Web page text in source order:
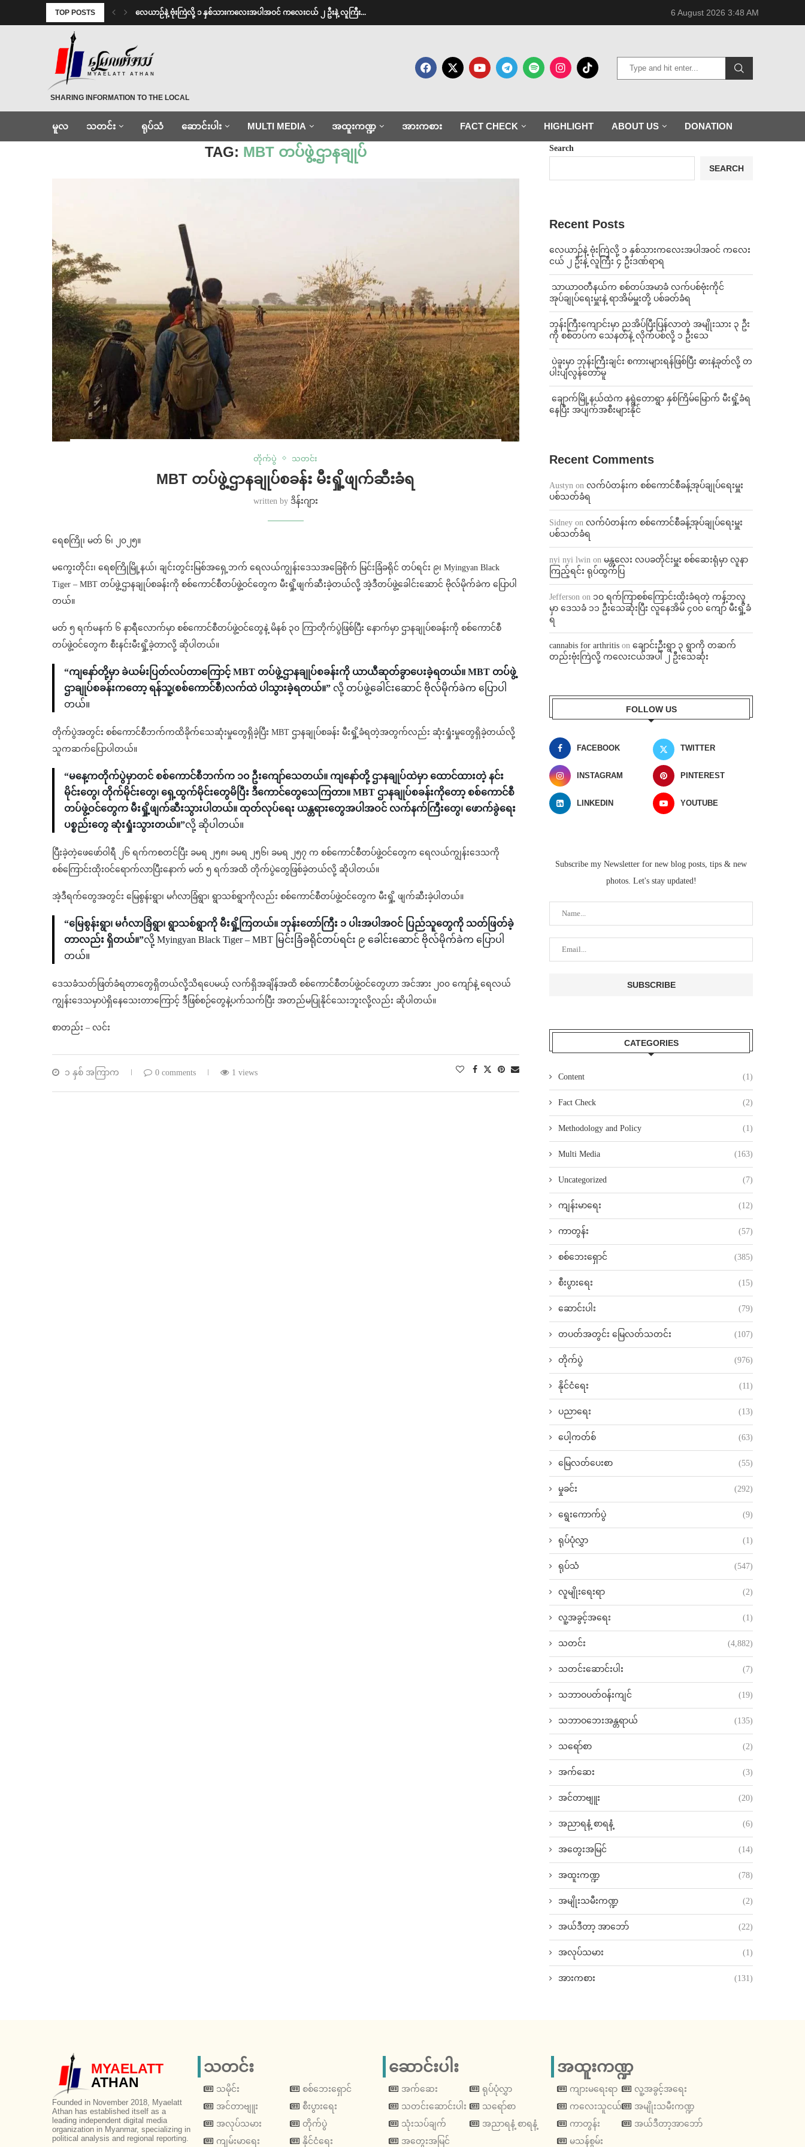
TOP POSTS ⁨လေယာဉ်နဲ့ ဗုံးကြဲလို့ ၁ နှစ်သားကလေးအပါအဝင် ကလေးငယ် ၂ ဦးနဲ့ လူကြီး... 6 August 2026 3:48 AM
MYAELATT ATHAN
SHARING INFORMATION TO THE LOCAL
မူလ သတင်း ရုပ်သံ ဆောင်းပါး MULTI MEDIA အထူးကဏ္ဍ အားကစား FACT CHECK HIGHLIGHT ABOUT US DONATION
Home MBT တပ်ဖွဲ့ဌာနချုပ်
TAG: MBT တပ်ဖွဲ့ဌာနချုပ်
တိုက်ပွဲ သတင်း
MBT တပ်ဖွဲ့ဌာနချုပ်စခန်း မီးရှို့ဖျက်ဆီးခံရ
written by ဒိန်းဂျား
ရေစကြို၊ မတ် ၆၊ ၂၀၂၅။
မကွေးတိုင်း၊ ရေစကြိုမြို့နယ်၊ ချင်းတွင်းမြစ်အရှေ့ဘက် ရေလယ်ကျွန်းဒေသအခြေစိုက် မြင်းခြံခရိုင် တပ်ရင်း ၉၊ Myingyan Black
Tiger – MBT တပ်ဖွဲ့ဌာနချုပ်စခန်းကို စစ်ကောင်စီတပ်ဖွဲ့ဝင်တွေက မီးရှို့ဖျက်ဆီးခဲ့တယ်လို့ အဲ့ဒီတပ်ဖွဲ့ခေါင်းဆောင် ဗိုလ်မိုက်ခဲက ပြောပါ
တယ်။
မတ် ၅ ရက်မနက် ၆ နာရီလောက်မှာ စစ်ကောင်စီတပ်ဖွဲ့ဝင်တွေနဲ့ မိနစ် ၃၀ ကြာတိုက်ပွဲဖြစ်ပြီး နောက်မှာ ဌာနချုပ်စခန်းကို စစ်ကောင်စီ
တပ်ဖွဲ့ဝင်တွေက စီးနင်းမီးရှို့ခဲ့တာလို့ ဆိုပါတယ်။
“ကျနော်တို့မှာ ခဲယမ်းပြတ်လပ်တာကြောင့် MBT တပ်ဖွဲ့ဌာနချုပ်စခန်းကို ယာယီဆုတ်ခွာပေးခဲ့ရတယ်။ MBT တပ်ဖွဲ့
ဌာချုပ်စခန်းကတော့ ရန်သူ့(စစ်ကောင်စီ)လက်ထဲ ပါသွားခဲ့ရတယ်။” လို့ တပ်ဖွဲ့ခေါင်းဆောင် ဗိုလ်မိုက်ခဲက ပြောပါ
တယ်။
တိုက်ပွဲအတွင်း စစ်ကောင်စီဘက်ကထိခိုက်သေဆုံးမှုတွေရှိခဲ့ပြီး MBT ဌာနချုပ်စခန်း မီးရှို့ခံရတဲ့အတွက်လည်း ဆုံးရှုံးမှုတွေရှိခဲ့တယ်လို့
သူကဆက်ပြောပါတယ်။
“မနေ့ကတိုက်ပွဲမှာတင် စစ်ကောင်စီဘက်က ၁၀ ဦးကျော်သေတယ်။ ကျနော်တို့ ဌာနချုပ်ထဲမှာ ထောင်ထားတဲ့ နင်း
မိုင်းတွေ၊ တိုက်မိုင်းတွေ၊ ရှေ့ထွက်မိုင်းတွေမိပြီး ဒီကောင်တွေသေကြတာ။ MBT ဌာနချုပ်စခန်းကိုတော့ စစ်ကောင်စီ
တပ်ဖွဲ့ဝင်တွေက မီးရှို့ဖျက်ဆီးသွားပါတယ်။ ထုတ်လုပ်ရေး ယန္တရားတွေအပါအဝင် လက်နက်ကြီးတွေ၊ ဖောက်ခွဲရေး
ပစ္စည်းတွေ ဆုံးရှုံးသွားတယ်။”လို့ ဆိုပါတယ်။
ပြီးခဲ့တဲ့ဖေဖော်ဝါရီ ၂၆ ရက်ကစတင်ပြီး ခမရ ၂၅၈၊ ခမရ ၂၅၆၊ ခမရ ၂၅၇ က စစ်ကောင်စီတပ်ဖွဲ့ဝင်တွေက ရေလယ်ကျွန်းဒေသကို
စစ်ကြောင်းထိုးဝင်ရောက်လာပြီးနောက် မတ် ၅ ရက်အထိ တိုက်ပွဲတွေဖြစ်ခဲ့တယ်လို့ ဆိုပါတယ်။
အဲ့ဒီရက်တွေအတွင်း မြေစွန်းရွာ၊ မင်္ဂလာခြံရွာ၊ ရွာသစ်ရွာကိုလည်း စစ်ကောင်စီတပ်ဖွဲ့ဝင်တွေက မီးရှို့ ဖျက်ဆီးခဲ့ပါတယ်။
“မြေစွန်းရွာ၊ မင်္ဂလာခြံရွာ၊ ရွာသစ်ရွာကို မီးရှို့ကြတယ်။ ဘုန်းတော်ကြီး ၁ ပါးအပါအဝင် ပြည်သူတွေကို သတ်ဖြတ်ခဲ့
တာလည်း ရှိတယ်။”လို့ Myingyan Black Tiger – MBT မြင်းခြံခရိုင်တပ်ရင်း ၉ ခေါင်းဆောင် ဗိုလ်မိုက်ခဲက ပြောပါ
တယ်။
ဒေသခံသတ်ဖြတ်ခံရတာတွေရှိတယ်လို့သိရပေမယ့် လက်ရှိအချိန်အထိ စစ်ကောင်စီတပ်ဖွဲ့ဝင်တွေဟာ အင်အား ၂၀၀ ကျော်နဲ့ ရေလယ်
ကျွန်းဒေသမှာပဲရှိနေသေးတာကြောင့် ဒီဖြစ်စဉ်တွေနဲ့ပက်သက်ပြီး အတည်မပြုနိုင်သေးဘူးလို့လည်း ဆိုပါတယ်။
စာတည်း – လင်း
၁ နှစ် အကြာက 0 comments 1 views
Search
SEARCH
Recent Posts
⁨လေယာဉ်နဲ့ ဗုံးကြဲလို့ ၁ နှစ်သားကလေးအပါအဝင် ကလေး
ငယ် ၂ ဦးနဲ့ လူကြီး ၄ ဦးဒဏ်ရာရ
⁩ ⁨သာယာဝတီနယ်က စစ်တပ်အမာခံ လက်ပစ်ဗုံးကိုင်
အုပ်ချုပ်ရေးမှူးနဲ့ ရာအိမ်မှူးတို့ ပစ်ခတ်ခံရ
ဘုန်းကြီးကျောင်းမှာ ညအိပ်ပြီးပြန်လာတဲ့ အမျိုးသား ၃ ဦး
ကို စစ်တပ်က သေနတ်နဲ့ လိုက်ပစ်လို့ ၁ ဦးသေ
⁩ ⁨ပဲခူးမှာ ဘုန်းကြီးချင်း စကားများရန်ဖြစ်ပြီး ဓားနဲ့ခုတ်လို့ တ
ပါးပျံလွန်တော်မူ
⁩ ⁨ချောက်မြို့နယ်ထဲက နရွဲတောရွာ နှစ်ကြိမ်မြောက် မီးရှို့ခံရ
နေပြီး အပျက်အစီးများနိုင်
Recent Comments
Austyn on လက်ပံတန်းက စစ်ကောင်စီခန့်အုပ်ချုပ်ရေးမှူး
ပစ်သတ်ခံရ
Sidney on လက်ပံတန်းက စစ်ကောင်စီခန့်အုပ်ချုပ်ရေးမှူး
ပစ်သတ်ခံရ
nyi nyi lwin on မန္တလေး လပခတိုင်းမှူး စစ်ဆေးရုံမှာ လူနာ
ကြည့်ရင်း ရုပ်ထွက်ပြ
Jefferson on ၁၀ ရက်ကြာစစ်ကြောင်းထိုးခံရတဲ့ ကန့်ဘလူ
မှာ ဒေသခံ ၁၁ ဦးသေဆုံးပြီး လူနေအိမ် ၄၀၀ ကျော် မီးရှို့ခံ
ရ
cannabis for arthritis on ချောင်းဦးရွာ ၃ ရွာကို တဆက်
တည်းဗုံးကြဲလို့ ကလေးငယ်အပါ ၂ ဦးသေဆုံး
FOLLOW US
FACEBOOK TWITTER
INSTAGRAM PINTEREST
LINKEDIN YOUTUBE
Subscribe my Newsletter for new blog posts, tips & new
photos. Let's stay updated!
CATEGORIES
Content (1)
Fact Check (2)
Methodology and Policy (1)
Multi Media (163)
Uncategorized (7)
ကျန်းမာရေး (12)
ကာတွန်း (57)
စစ်ဘေးရှောင် (385)
စီးပွားရေး (15)
ဆောင်းပါး (79)
တပတ်အတွင်း မြေလတ်သတင်း (107)
တိုက်ပွဲ (976)
နိုင်ငံရေး (11)
ပညာရေး (13)
ပေါ့ကတ်စ် (63)
မြေလတ်ပေးစာ (55)
မှုခင်း (292)
ရွေးကောက်ပွဲ (9)
ရုပ်ပုံလွှာ (1)
ရုပ်သံ (547)
လူမျိုးရေးရာ (2)
လူ့အခွင့်အရေး (1)
သတင်း (4,882)
သတင်းဆောင်းပါး (7)
သဘာဝပတ်ဝန်းကျင် (19)
သဘာဝဘေးအန္တရာယ် (135)
သရော်စာ (2)
အက်ဆေး (3)
အင်တာဗျူး (20)
အညာရနံ့ စာရနံ့ (6)
အတွေးအမြင် (14)
အထူးကဏ္ဍ (78)
အမျိုးသမီးကဏ္ဍ (2)
အယ်ဒီတာ့ အာဘော် (22)
အလုပ်သမား (1)
အားကစား (131)
MYAELATT
ATHAN
Founded in November 2018, Myaelatt
Athan has established itself as a
leading independent digital media
organization in Myanmar, specializing in
political analysis and regional reporting.
သတင်း
သမိုင်း
အင်တာဗျူး
အလုပ်သမား
ကျမ်းမာရေး
စစ်ဘေးရှောင်
စီးပွားရေး
တိုက်ပွဲ
နိုင်ငံရေး
ဆောင်းပါး
အက်ဆေး
သတင်းဆောင်းပါး
သုံးသပ်ချက်
အတွေးအမြင်
ရုပ်ပုံလွှာ
သရော်စာ
အညာရနံ့ စာရနံ့
အထူးကဏ္ဍ
ကျားမရေးရာ
ကလေးသူငယ်
ကာတွန်း
မသန်စွမ်း
လူ့အခွင့်အရေး
အမျိုးသမီးကဏ္ဍ
အယ်ဒီတာ့အာဘော်